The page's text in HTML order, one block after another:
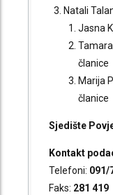
Natali
Jasna
članice
Marija
članice
Sjedište
Kontakt
Telefoni: 091/
Faks: 281 419